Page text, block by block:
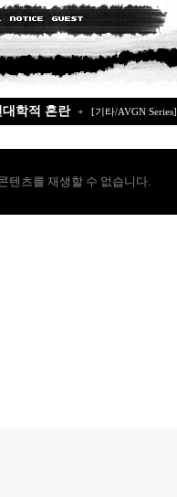
대학적 혼란 + [기타/AVGN Series]
텐츠를 재생할 수 없습니다.